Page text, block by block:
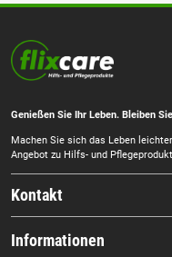
Genießen Sie Ihr Leben. Bleiben
Machen Sie sich das Leben
Angebot zu Hilfs- und
Kontakt
Informationen